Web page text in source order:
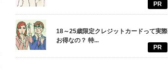
PR
18～25歳限定クレジットカードって実際
お得なの？ 特...
PR